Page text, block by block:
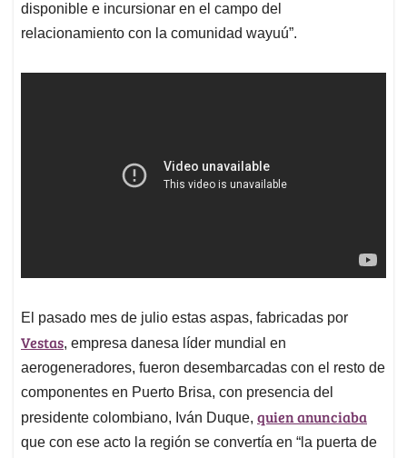
disponible e incursionar en el campo del
relacionamiento con la comunidad wayuú”.
El pasado mes de julio estas aspas, fabricadas por
Vestas, empresa danesa líder mundial en
aerogeneradores, fueron desembarcadas con el resto de
componentes en Puerto Brisa, con presencia del
presidente colombiano, Iván Duque, quien anunciaba
que con ese acto la región se convertía en “la puerta de